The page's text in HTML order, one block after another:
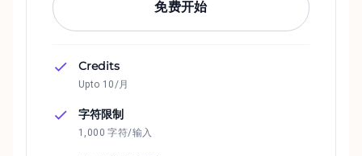
免费开始
Credits
Upto 10/月
字符限制
1,000 字符/输入